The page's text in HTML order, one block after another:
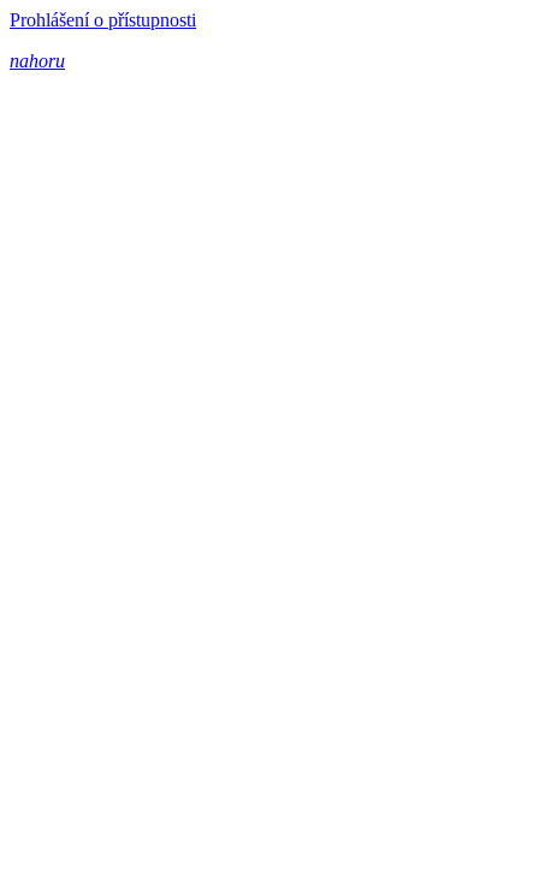
Prohlášení o přístupnosti
nahoru